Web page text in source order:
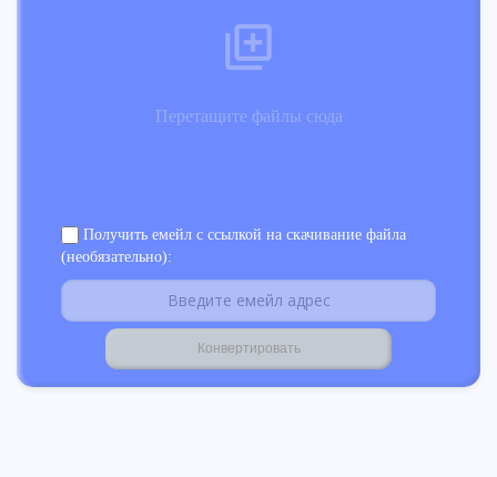
Перетащите файлы сюда
Получить емейл с ссылкой на скачивание файла
(необязательно):